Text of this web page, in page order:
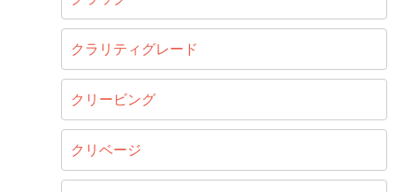
クラリティグレード
クリービング
クリベージ